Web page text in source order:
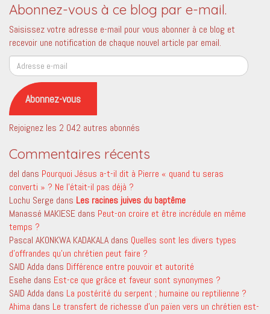
Abonnez-vous à ce blog par e-mail.
Saisissez votre adresse e-mail pour vous abonner à ce blog et
recevoir une notification de chaque nouvel article par email.
Adresse
e-
mail
Abonnez-vous
Rejoignez les 2 042 autres abonnés
Commentaires récents
del dans Pourquoi Jésus a-t-il dit à Pierre « quand tu seras
converti » ? Ne l’était-il pas déjà ?
Lochu Serge dans Les racines juives du baptême
Manassé MAKIESE dans Peut-on croire et être incrédule en même
temps ?
Pascal AKONKWA KADAKALA dans Quelles sont les divers types
d’offrandes qu’un chrétien peut faire ?
SAID Adda dans Différence entre pouvoir et autorité
Esehe dans Est-ce que grâce et faveur sont synonymes ?
SAID Adda dans La postérité du serpent ; humaine ou reptilienne ?
Ahima dans Le transfert de richesse d’un païen vers un chrétien est-